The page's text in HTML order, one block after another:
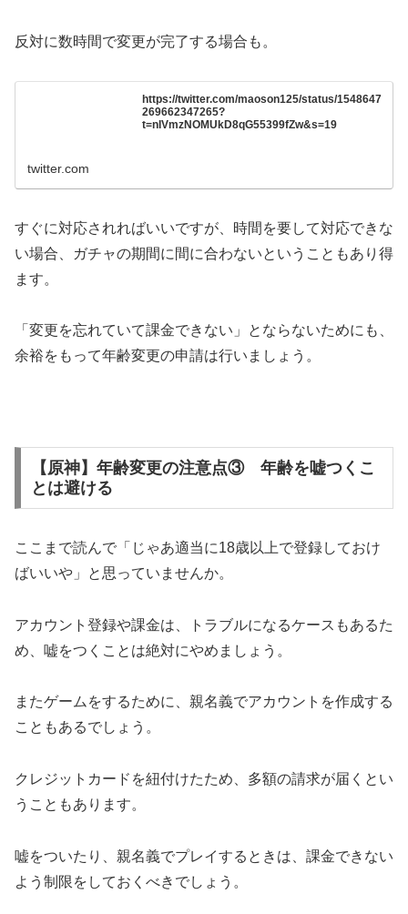
反対に数時間で変更が完了する場合も。
https://twitter.com/maoson125/status/1548647
269662347265?
t=nIVmzNOMUkD8qG55399fZw&s=19
twitter.com
すぐに対応されればいいですが、時間を要して対応できな
い場合、ガチャの期間に間に合わないということもあり得
ます。
「変更を忘れていて課金できない」とならないためにも、
余裕をもって年齢変更の申請は行いましょう。
【原神】年齢変更の注意点③ 年齢を嘘つくこ
とは避ける
ここまで読んで「じゃあ適当に18歳以上で登録しておけ
ばいいや」と思っていませんか。
アカウント登録や課金は、トラブルになるケースもあるた
め、嘘をつくことは絶対にやめましょう。
またゲームをするために、親名義でアカウントを作成する
こともあるでしょう。
クレジットカードを紐付けたため、多額の請求が届くとい
うこともあります。
嘘をついたり、親名義でプレイするときは、課金できない
よう制限をしておくべきでしょう。